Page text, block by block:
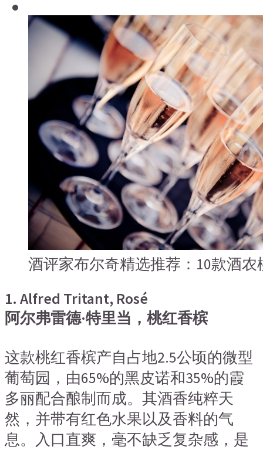
酒评家布尔奇精选推荐：10款酒农
1. Alfred Tritant, Rosé
阿尔弗雷德·特里当，桃红香槟
这款桃红香槟产自占地2.5公顷的微型
葡萄园，由65%的黑皮诺和35%的霞
多丽配合酿制而成。其酒香纯粹天
然，并带有红色水果以及香料的气
息。入口直爽，毫不缺乏复杂感，是